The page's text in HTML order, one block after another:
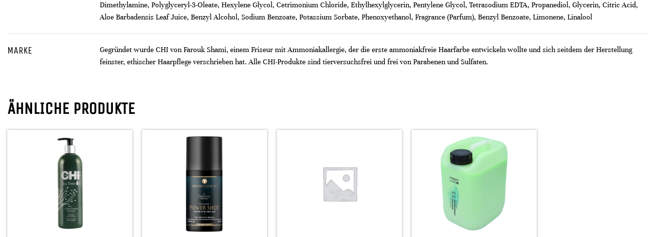
Dimethylamine, Polyglyceryl-3-Oleate, Hexylene Glycol, Cetrimonium Chloride, Ethylhexylglycerin, Pentylene Glycol, Tetrasodium EDTA, Propanediol, Glycerin, Citric Acid,
Aloe Barbadensis Leaf Juice, Benzyl Alcohol, Sodium Benzoate, Potassium Sorbate, Phenoxyethanol, Fragrance (Parfum), Benzyl Benzoate, Limonene, Linalool
MARKE
Gegründet wurde CHI von Farouk Shami, einem Friseur mit Ammoniakallergie, der die erste ammoniakfreie Haarfarbe entwickeln wollte und sich seitdem der Herstellung
feinster, ethischer Haarpflege verschrieben hat. Alle CHI-Produkte sind tierversuchsfrei und frei von Parabenen und Sulfaten.
ÄHNLICHE PRODUKTE